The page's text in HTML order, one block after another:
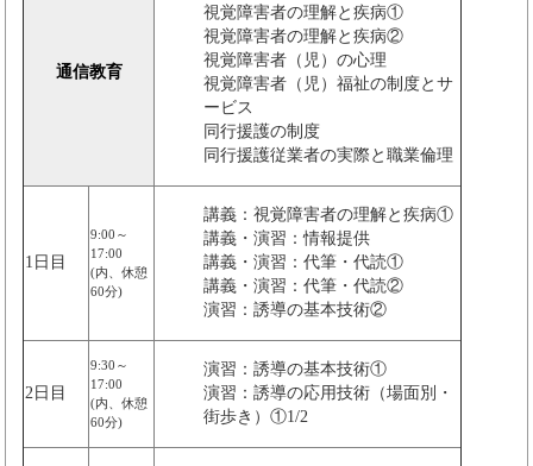
通信教育
視覚障害者の理解と疾病①
視覚障害者の理解と疾病②
視覚障害者（児）の心理
視覚障害者（児）福祉の制度とサ
ービス
同行援護の制度
同行援護従業者の実際と職業倫理
1日目
9:00～
17:00
(内、休憩
60分)
講義：視覚障害者の理解と疾病①
講義・演習：情報提供
講義・演習：代筆・代読①
講義・演習：代筆・代読②
演習：誘導の基本技術②
2日目
9:30～
17:00
(内、休憩
60分)
演習：誘導の基本技術①
演習：誘導の応用技術（場面別・
街歩き）①1/2